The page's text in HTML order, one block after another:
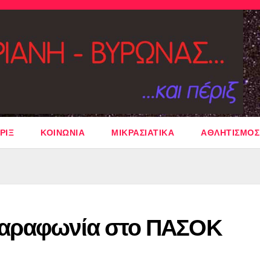
ΚΟΙΝΩΝΙΑ ΜΙΚΡΑΣΙΑΤΙΚΑ ΑΘΛΗΤΙΣΜΟΣ
στο ΠΑΣΟΚ